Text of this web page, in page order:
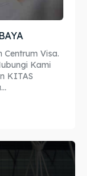
Centrum Visa.
Kami